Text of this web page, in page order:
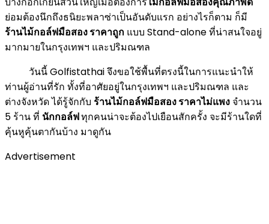
ย่อมต้องนึกถึงธนิยะพลาซ่าเป็นอันดับแรก อย่างไรก็ตาม ก็มี
ร้านไม้กอล์ฟมือสอง ราคาถูก แบบ Stand-alone ที่น่าสนใจอยู่
มากมายในกรุงเทพฯ และปริมณฑล
วันนี้ Golfistathai จึงขอใช้พื้นที่ตรงนี้ในการแนะนำให้
ท่านผู้อ่านที่รัก ทั้งที่อาศัยอยู่ในกรุงเทพฯ และปริมณฑล และ
ต่างจังหวัด ได้รู้จักกับ ร้านไม้กอล์ฟมือสอง ราคาไม่แพง จำนวน
5 ร้าน ที่ นักกอล์ฟทุกคนน่าจะต้องไปเยือนสักครั้ง จะมีร้านใดที่
คุ้นหูคุ้นตากันบ้าง มาดูกัน
Advertisement